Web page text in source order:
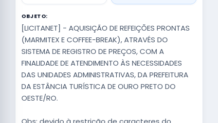
OBJETO:
[LICITANET] - AQUISIÇÃO DE REFEIÇÕES PRONTAS
(MARMITEX E COFFEE-BREAK), ATRAVÉS DO
SISTEMA DE REGISTRO DE PREÇOS, COM A
FINALIDADE DE ATENDIMENTO ÀS NECESSIDADES
DAS UNIDADES ADMINISTRATIVAS, DA PREFEITURA
DA ESTÂNCIA TURÍSTICA DE OURO PRETO DO
OESTE/RO.